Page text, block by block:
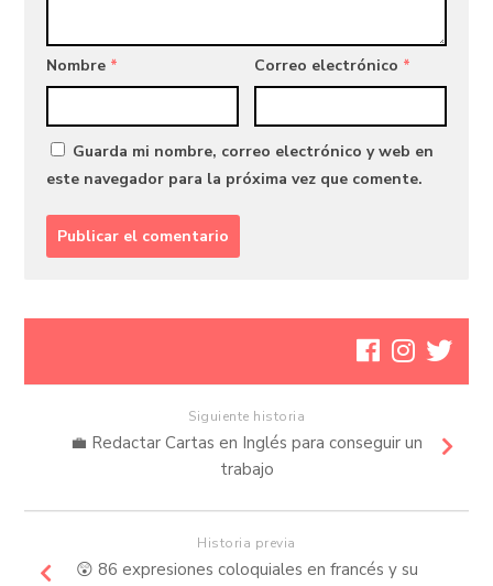
Nombre * Correo electrónico *
Guarda mi nombre, correo electrónico y web en
este navegador para la próxima vez que comente.
Siguiente historia
💼 Redactar Cartas en Inglés para conseguir un
trabajo
Historia previa
😲 86 expresiones coloquiales en francés y su